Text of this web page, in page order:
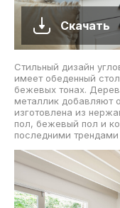
Скачать
Стильный дизайн
имеет обеденный
бежевых тонах.
металлик добавляют
изготовлена из
пол, бежевый пол и
последними